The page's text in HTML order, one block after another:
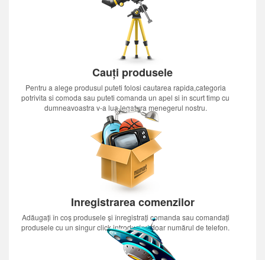
Cauți produsele
Pentru a alege produsul puteti folosi cautarea rapida,categoria
potrivita si comoda sau puteti comanda un apel si in scurt timp cu
dumneavoastra v-a lua legatura menegerul nostru.
Inregistrarea comenzilor
Adăugați în coș produsele și înregistrați comanda sau comandați
produsele cu un singur click introducînd doar numărul de telefon.